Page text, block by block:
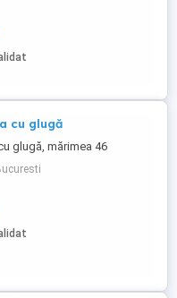
cu glugă
glugă, mărimea 46